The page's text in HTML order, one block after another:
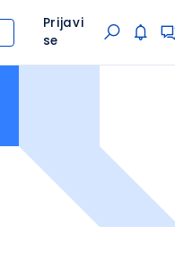
Prijavi
se